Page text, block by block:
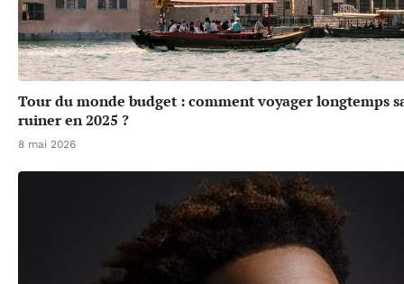
Tour du monde budget : comment voyager longtemps
ruiner en 2025 ?
8 mai 2026